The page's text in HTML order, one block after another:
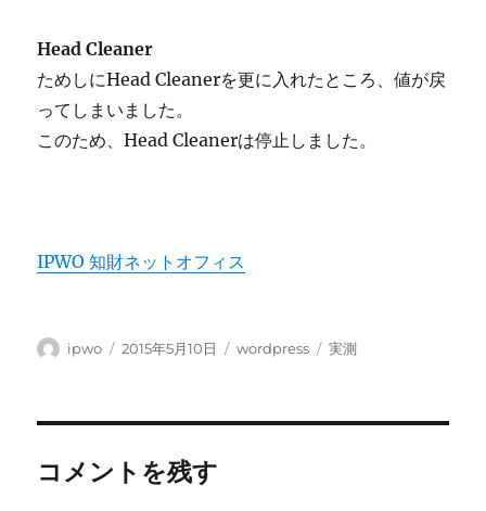
Head Cleaner
ためしにHead Cleanerを更に入れたところ、値が戻
ってしまいました。
このため、Head Cleanerは停止しました。
IPWO 知財ネットオフィス
投
ipwo
投
2015年5月10日
カ
wordpress
タ
実測
コメントを残す